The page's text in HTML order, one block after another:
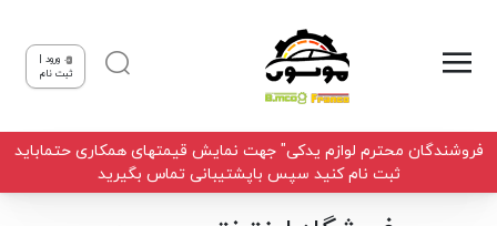
ورود |
ثبت نام
فروشندگان محترم لوازم یدکی" جهت نمایش قیمتهای همکاری حتماباید
ثبت نام کنید سپس باپشتیبانی تماس بگیرید